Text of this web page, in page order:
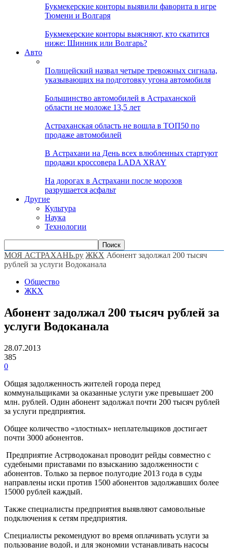
Букмекерские конторы выявили фаворита в игре
Тюмени и Волгаря
Букмекерские конторы выясняют, кто скатится
ниже: Шинник или Волгарь?
Авто
Полицейский назвал четыре тревожных сигнала,
указывающих на подготовку угона автомобиля
Большинство автомобилей в Астраханской
области не моложе 13,5 лет
Астраханская область не вошла в ТОП50 по
продаже автомобилей
В Астрахани на День всех влюбленных стартуют
продажи кроссовера LADA XRAY
На дорогах в Астрахани после морозов
разрушается асфальт
Другие
Культура
Наука
Технологии
МОЯ АСТРАХАНЬ.ру ЖКХ Абонент задолжал 200 тысяч
рублей за услуги Водоканала
Общество
ЖКХ
Абонент задолжал 200 тысяч рублей за
услуги Водоканала
28.07.2013
385
0
Общая задолженность жителей города перед
коммунальщиками за оказанные услуги уже превышает 200
млн. рублей. Один абонент задолжал почти 200 тысяч рублей
за услуги предприятия.
Общее количество «злостных» неплательщиков достигает
почти 3000 абонентов.
Предприятие Астрводоканал проводит рейды совместно с
судебными приставами по взысканию задолженности с
абонентов. Только за первое полугодие 2013 года в суды
направлены иски против 1500 абонентов задолжавших более
15000 рублей каждый.
Также специалисты предприятия выявляют самовольные
подключения к сетям предприятия.
Специалисты рекомендуют во время оплачивать услуги за
пользование водой, и для экономии устанавливать насосы